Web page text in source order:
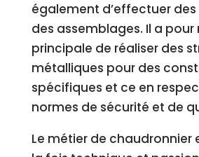
également d’effectuer
des assemblages. Il a pour
principale de réaliser des
métalliques pour des
spécifiques et ce en
normes de sécurité et de
Le métier de chaudronnier